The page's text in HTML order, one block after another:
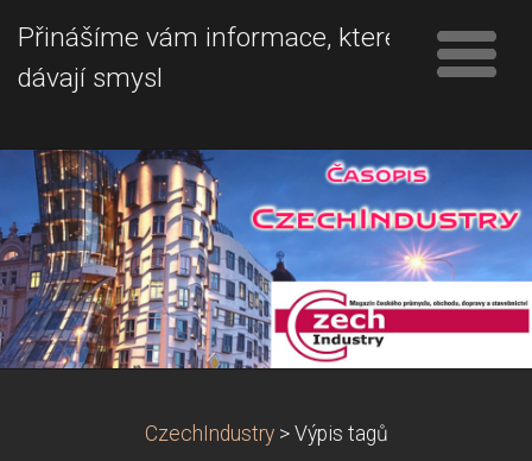
Přinášíme vám informace, které
dávají smysl
CzechIndustry > Výpis tagů